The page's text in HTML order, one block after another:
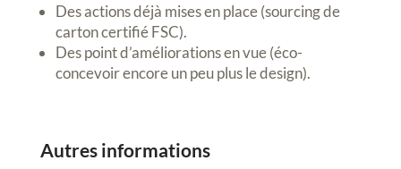
Des actions déjà mises en place (sourcing de
carton certifié FSC).
Des point d’améliorations en vue (éco-
concevoir encore un peu plus le design).
Autres informations